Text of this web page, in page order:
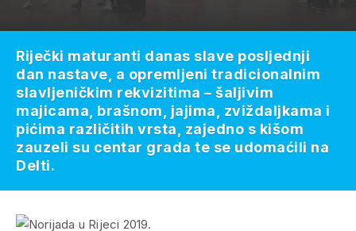
Riječki maturanti danas slave posljednji
dan nastave, a opremljeni tradicionalnim
slavljeničkim rekvizitima – šaljivim
majicama, brašnom, jajima, zviždaljkama i
pićima različitih vrsta, zajedno s kišom
zauzeli su centar grada te se udomaćili na
Delti.